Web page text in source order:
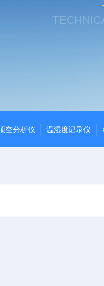
空分析仪 温湿度记录仪